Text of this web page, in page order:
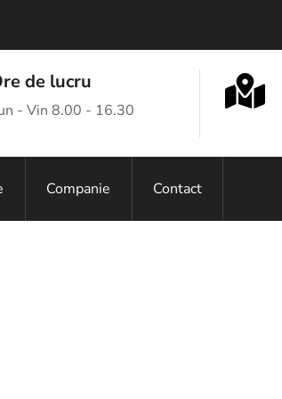
de lucru
- Vin 8.00 - 16.30
Companie Contact